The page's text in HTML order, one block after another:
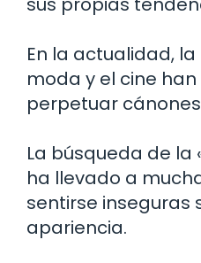
En la actualidad,
moda y el cine
perpetuar
La búsqueda de la
ha llevado a
sentirse inseguras
apariencia.